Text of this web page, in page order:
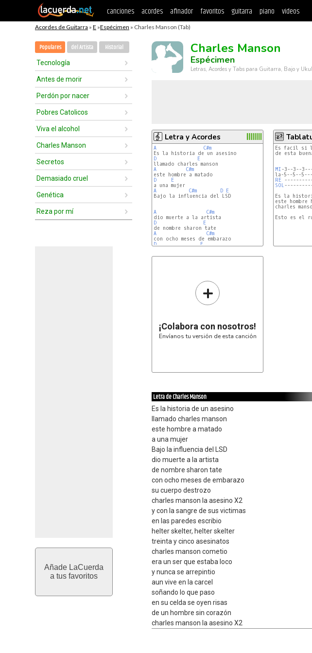
canciones acordes afinador favoritos guitarra piano videos
Acordes de Guitarra » E »Espécimen » Charles Manson (Tab)
Populares del Artista Historial
Tecnología
Antes de morir
Perdón por nacer
Pobres Catolicos
Viva el alcohol
Charles Manson
Secretos
Demasiado cruel
Genética
Reza por mí
Añade LaCuerda
a tus favoritos
Charles Manson
Espécimen
Letras, Acordes y Tabs para Guitarra, Bajo y
Letra y Acordes
A
C#m
D
E
A
C#m
D
E
A
C#m D E
Bajo la influencia del LSD
A
C#m
D
E
A
C#m
D
E
Es facil si
de esta
MI-3--3--
RE
SOL
Es la
este hombre
charles
Esto es el
+
¡Colabora con nosotros!
Envíanos tu versión de esta canción
Letra de Charles Manson
Es la historia de un asesino
llamado charles manson
este hombre a matado
a una mujer
Bajo la influencia del LSD
dio muerte a la artista
de nombre sharon tate
con ocho meses de embarazo
su cuerpo destrozo
charles manson la asesino X2
y con la sangre de sus victimas
en las paredes escribio
helter skelter, helter skelter
treinta y cinco asesinatos
charles manson cometio
era un ser que estaba loco
y nunca se arrepintio
aun vive en la carcel
soñando lo que paso
en su celda se oyen risas
de un hombre sin corazón
charles manson la asesino X2